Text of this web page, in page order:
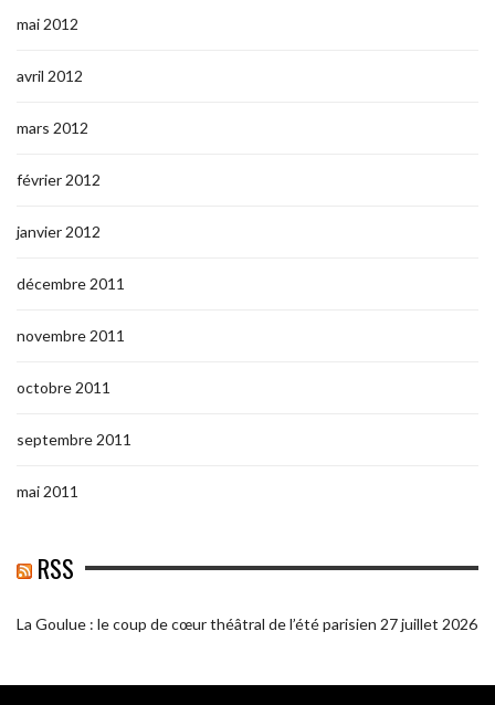
mai 2012
avril 2012
mars 2012
février 2012
janvier 2012
décembre 2011
novembre 2011
octobre 2011
septembre 2011
mai 2011
RSS
La Goulue : le coup de cœur théâtral de l’été parisien 27 juillet 2026